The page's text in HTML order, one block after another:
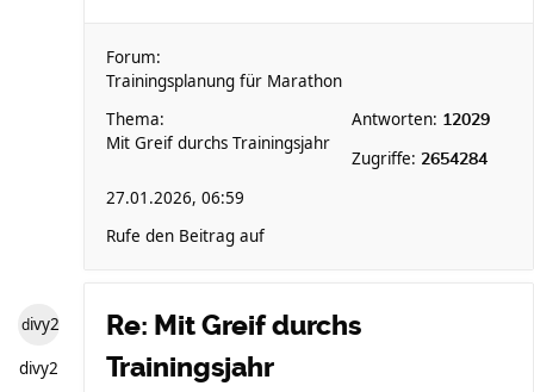
Forum:
Trainingsplanung für Marathon
Thema:
Mit Greif durchs Trainingsjahr
Antworten: 12029
Zugriffe: 2654284
27.01.2026, 06:59
Rufe den Beitrag auf
divy2
divy2
Re: Mit Greif durchs
Trainingsjahr